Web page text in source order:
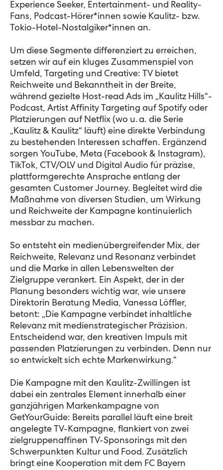
Experience Seeker, Entertainment- und Reality-
Fans, Podcast-Hörer*innen sowie Kaulitz- bzw.
Tokio-Hotel-Nostalgiker*innen an.
Um diese Segmente differenziert zu erreichen,
setzen wir auf ein kluges Zusammenspiel von
Umfeld, Targeting und Creative: TV bietet
Reichweite und Bekanntheit in der Breite,
während gezielte Host-read Ads im „Kaulitz Hills“-
Podcast, Artist Affinity Targeting auf Spotify oder
Platzierungen auf Netflix (wo u. a. die Serie
„Kaulitz & Kaulitz“ läuft) eine direkte Verbindung
zu bestehenden Interessen schaffen. Ergänzend
sorgen YouTube, Meta (Facebook & Instagram),
TikTok, CTV/OLV und Digital Audio für präzise,
plattformgerechte Ansprache entlang der
gesamten Customer Journey. Begleitet wird die
Maßnahme von diversen Studien, um Wirkung
und Reichweite der Kampagne kontinuierlich
messbar zu machen.
So entsteht ein medienübergreifender Mix, der
Reichweite, Relevanz und Resonanz verbindet
und die Marke in allen Lebenswelten der
Zielgruppe verankert. Ein Aspekt, der in der
Planung besonders wichtig war, wie unsere
Direktorin Beratung Media, Vanessa Löffler,
betont: „Die Kampagne verbindet inhaltliche
Relevanz mit medienstrategischer Präzision.
Entscheidend war, den kreativen Impuls mit
passenden Platzierungen zu verbinden. Denn nur
so entwickelt sich echte Markenwirkung.“
Die Kampagne mit den Kaulitz-Zwillingen ist
dabei ein zentrales Element innerhalb einer
ganzjährigen Markenkampagne von
GetYourGuide: Bereits parallel läuft eine breit
angelegte TV-Kampagne, flankiert von zwei
zielgruppenaffinen TV-Sponsorings mit den
Schwerpunkten Kultur und Food. Zusätzlich
bringt eine Kooperation mit dem FC Bayern